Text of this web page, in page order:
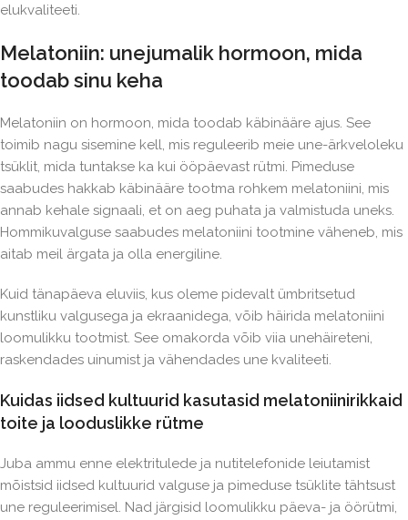
elukvaliteeti.
Melatoniin: unejumalik hormoon, mida
toodab sinu keha
Melatoniin on hormoon, mida toodab käbinääre ajus. See
toimib nagu sisemine kell, mis reguleerib meie une-ärkveloleku
tsüklit, mida tuntakse ka kui ööpäevast rütmi. Pimeduse
saabudes hakkab käbinääre tootma rohkem melatoniini, mis
annab kehale signaali, et on aeg puhata ja valmistuda uneks.
Hommikuvalguse saabudes melatoniini tootmine väheneb, mis
aitab meil ärgata ja olla energiline.
Kuid tänapäeva eluviis, kus oleme pidevalt ümbritsetud
kunstliku valgusega ja ekraanidega, võib häirida melatoniini
loomulikku tootmist. See omakorda võib viia unehäireteni,
raskendades uinumist ja vähendades une kvaliteeti.
Kuidas iidsed kultuurid kasutasid melatoniinirikkaid
toite ja looduslikke rütme
Juba ammu enne elektritulede ja nutitelefonide leiutamist
mõistsid iidsed kultuurid valguse ja pimeduse tsüklite tähtsust
une reguleerimisel. Nad järgisid loomulikku päeva- ja öörütmi,